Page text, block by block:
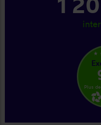
star_rate
Plus